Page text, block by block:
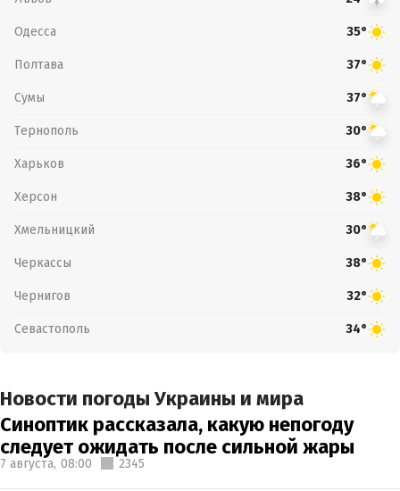
Одесса 35°
Полтава 37°
Сумы 37°
Тернополь 30°
Харьков 36°
Херсон 38°
Хмельницкий 30°
Черкассы 38°
Чернигов 32°
Севастополь 34°
Новости погоды Украины и мира
Синоптик рассказала, какую непогоду
следует ожидать после сильной жары
7 августа, 08:00 2345